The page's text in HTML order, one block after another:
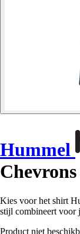
Hummel
Chevrons
Kies voor het shirt
stijl combineert voor
Product niet